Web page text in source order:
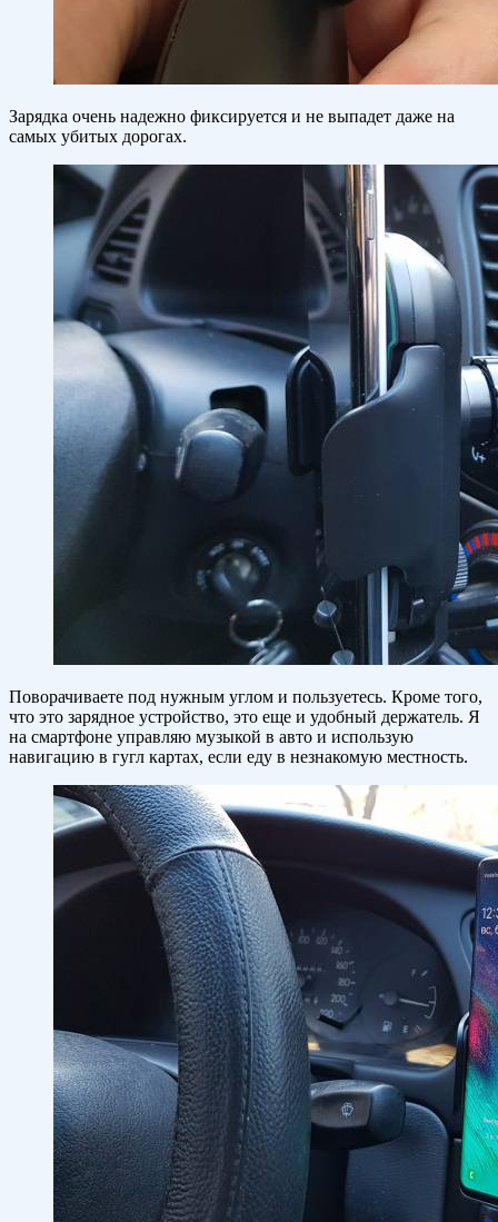
Зарядка очень надежно фиксируется и не выпадет даже на
самых убитых дорогах.
Поворачиваете под нужным углом и пользуетесь. Кроме того,
что это зарядное устройство, это еще и удобный держатель. Я
на смартфоне управляю музыкой в авто и использую
навигацию в гугл картах, если еду в незнакомую местность.